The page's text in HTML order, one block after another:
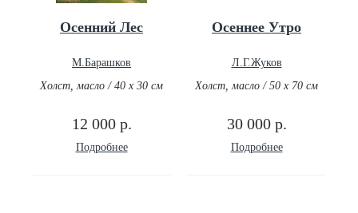
Осенний Лес
М.Барашков
Холст, масло / 40 х 30 см
12 000 р.
Подробнее
Осеннее Утро
Л.Г.Жуков
Холст, масло / 50 х 70 см
30 000 р.
Подробнее